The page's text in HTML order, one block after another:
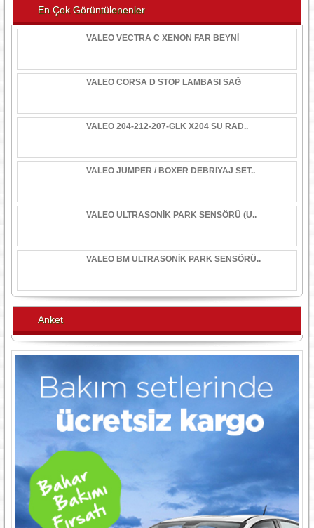
En Çok Görüntülenenler
VALEO VECTRA C XENON FAR BEYNİ
VALEO CORSA D STOP LAMBASI SAĞ
VALEO 204-212-207-GLK X204 SU RAD..
VALEO JUMPER / BOXER DEBRİYAJ SET..
VALEO ULTRASONİK PARK SENSÖRÜ (U..
VALEO BM ULTRASONİK PARK SENSÖRÜ..
Anket